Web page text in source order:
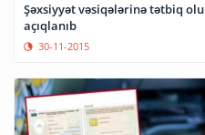
Şəxsiyyət vəsiqələrinə tətbiq
açıqlanıb
30-11-2015